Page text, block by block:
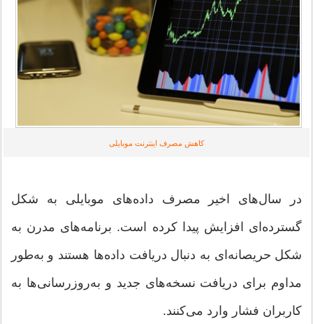
کاهش مصرف اینترنت موبایلی
در سال‌های اخیر مصرف داده‌های موبایلی به شکل
گسترده‌ای افزایش پیدا کرده است. برنامه‌های مدرن به
شکل حریصانه‌ای به دنبال دریافت داده‌ها هستند و به‌طور
مداوم برای دریافت نسخه‌های جدید و به‌روزرسانی‌ها به
کاربران فشار وارد می‌کنند.